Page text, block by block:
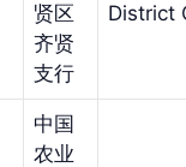
贤区
齐贤
支行
District
中国
农业